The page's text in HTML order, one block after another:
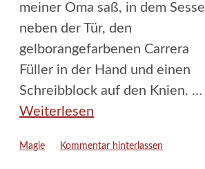
meiner Oma saß, in dem Sessel
neben der Tür, den
gelborangefarbenen Carrera
Füller in der Hand und einen
Schreibblock auf den Knien. …
Weiterlesen
Kategorien
Magie Kommentar hinterlassen